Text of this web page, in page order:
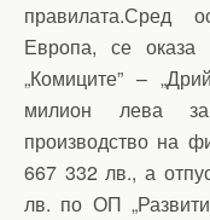
правилата.Сред
Европа, се оказа
„Комиците” –
милион лева за
производство на
667 332 лв., а
лв. по ОП